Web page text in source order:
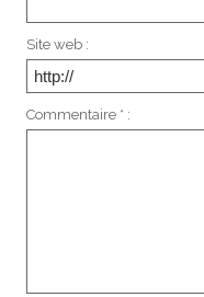
Site web :
Commentaire * :